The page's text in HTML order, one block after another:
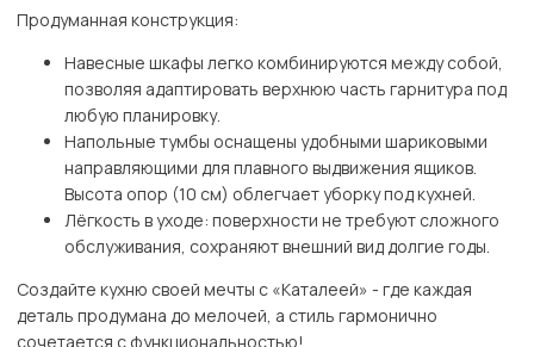
Продуманная конструкция:
Навесные шкафы легко комбинируются между собой,
позволяя адаптировать верхнюю часть гарнитура под
любую планировку.
Напольные тумбы оснащены удобными шариковыми
направляющими для плавного выдвижения ящиков.
Высота опор (10 см) облегчает уборку под кухней.
Лёгкость в уходе: поверхности не требуют сложного
обслуживания, сохраняют внешний вид долгие годы.
Создайте кухню своей мечты с «Каталеей» - где каждая
деталь продумана до мелочей, а стиль гармонично
сочетается с функциональностью!